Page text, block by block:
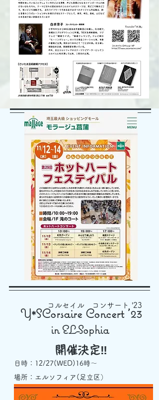
Y*SCorsaire Concert ​’23
in EL-Sophia
開催決定‼
コルセイル コンサート ’23
日時：12/27(WED)16時～
場所：エルソフィア(足立区）